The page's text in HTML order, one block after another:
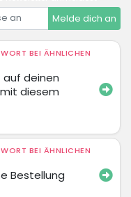
Melde dich an
BEI ÄHNLICHEN
auf deinen
diesem
BEI ÄHNLICHEN
Bestellung